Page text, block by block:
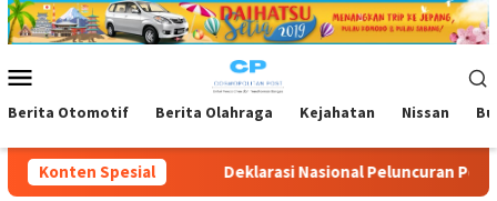
Loncat
ke
Mobile
Berita Otomotif Berita Olahraga Kejahatan Nissan
Konten Spesial
Deklarasi Nasional Peluncuran Perlindungan Sosial bagi